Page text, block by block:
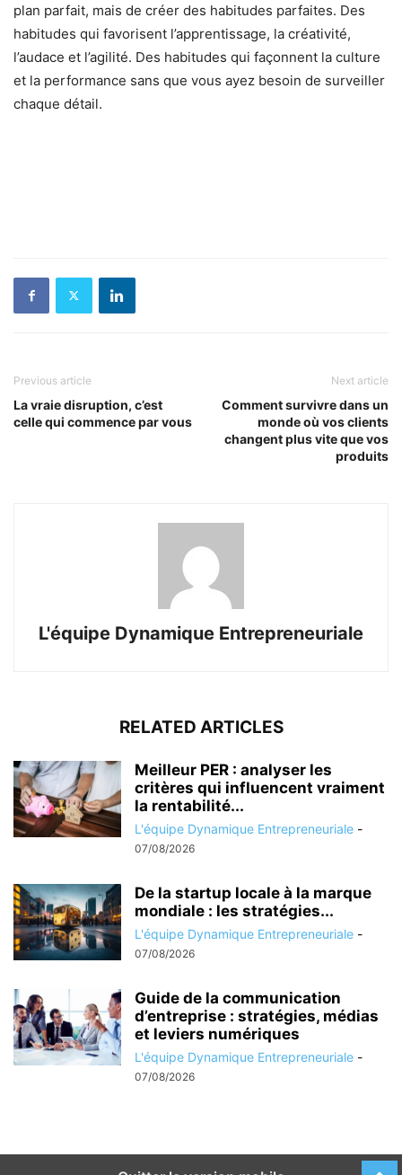
plan parfait, mais de créer des habitudes parfaites. Des
habitudes qui favorisent l’apprentissage, la créativité,
l’audace et l’agilité. Des habitudes qui façonnent la culture
et la performance sans que vous ayez besoin de surveiller
chaque détail.
Previous article
La vraie disruption, c’est
celle qui commence par vous
Next article
Comment survivre dans un
monde où vos clients
changent plus vite que vos
produits
L'équipe Dynamique Entrepreneuriale
RELATED ARTICLES
Meilleur PER : analyser les
critères qui influencent vraiment
la rentabilité...
L'équipe Dynamique Entrepreneuriale -
07/08/2026
De la startup locale à la marque
mondiale : les stratégies...
L'équipe Dynamique Entrepreneuriale -
07/08/2026
Guide de la communication
d’entreprise : stratégies, médias
et leviers numériques
L'équipe Dynamique Entrepreneuriale -
07/08/2026